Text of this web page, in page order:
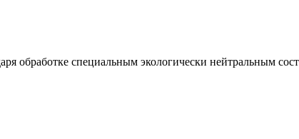
обработке специальным экологически нейтральным